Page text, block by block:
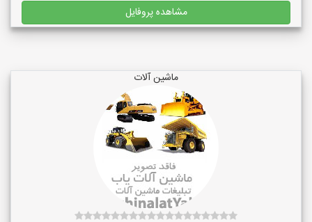
مشاهده پروفایل
ماشین آلات